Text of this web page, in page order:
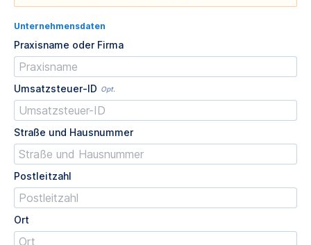
Unternehmensdaten
Praxisname oder Firma
Umsatzsteuer-ID Opt.
Straße und Hausnummer
Postleitzahl
Ort